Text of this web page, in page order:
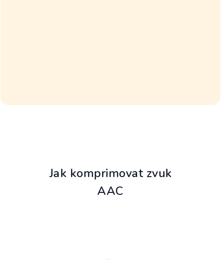
Jak komprimovat zvuk
AAC